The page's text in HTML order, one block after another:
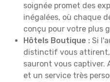
soignée promet des
inégalées, où chaque
conçu pour votre plus
Hôtels Boutique : Si
distinctif vous
sauront vous captiver.
et un service très